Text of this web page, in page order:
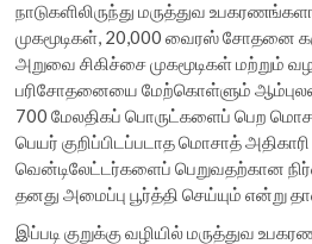
நாடுகளிலிருந்து மருத்துவ
முகமூடிகள், 20,000 வைரஸ் சோதனை
அறுவை சிகிச்சை முகமூடிகள் மற்றும்
பரிசோதனையை மேற்கொள்ளும்
700 மேலதிகப் பொருட்களைப் பெற
பெயர் குறிப்பிடப்படாத மொசாத்
வென்டிலேட்டர்களைப் பெறுவதற்கான
தனது அமைப்பு பூர்த்தி செய்யும் என்று
இப்படி குறுக்கு வழியில் மருத்துவ